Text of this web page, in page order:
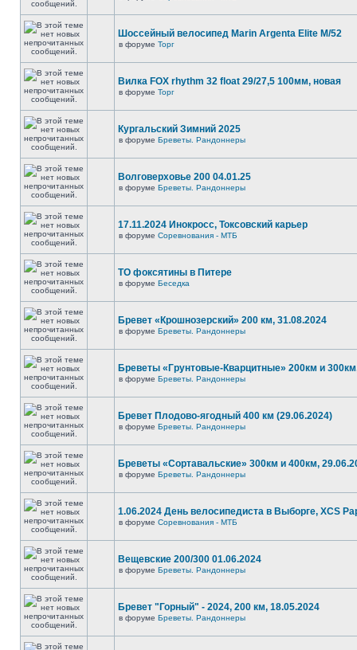
Шоссейный велосипед Marin Argenta Elite M/52
в форуме Торг
Вилка FOX rhythm 32 float 29/27,5 100мм, новая
в форуме Торг
Кургальский Зимний 2025
в форуме Бреветы. Рандоннеры
Волговерховье 200 04.01.25
в форуме Бреветы. Рандоннеры
17.11.2024 Инокросс, Токсовский карьер
в форуме Соревнования - МТБ
ТО фоксятины в Питере
в форуме Беседка
Бревет «Крошнозерский» 200 км, 31.08.2024
в форуме Бреветы. Рандоннеры
Бреветы «Грунтовые-Кварцитные» 200км и
в форуме Бреветы. Рандоннеры
Бревет Плодово-ягодный 400 км (29.06.2024)
в форуме Бреветы. Рандоннеры
Бреветы «Сортавальские» 300км и 400км,
в форуме Бреветы. Рандоннеры
1.06.2024 День велосипедиста в Выборге, XCS
в форуме Соревнования - МТБ
Вещевские 200/300 01.06.2024
в форуме Бреветы. Рандоннеры
Бревет "Горный" - 2024, 200 км, 18.05.2024
в форуме Бреветы. Рандоннеры